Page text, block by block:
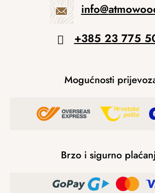
info@
+385 23 775
Mogućnosti
Brzo i sigurno